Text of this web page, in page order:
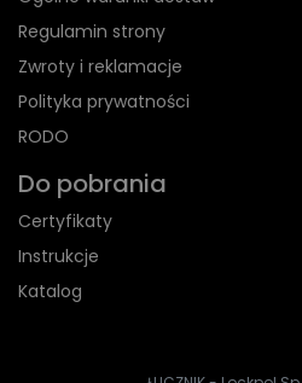
Regulamin strony
Zwroty i reklamacje
Polityka prywatności
RODO
Do pobrania
Certyfikaty
Instrukcje
Katalog